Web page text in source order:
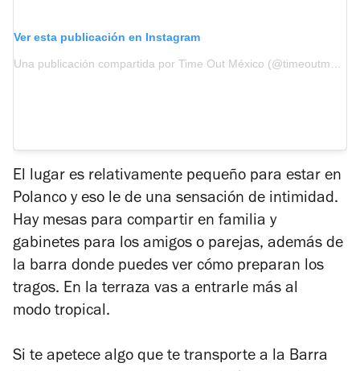
Ver esta publicación en Instagram
Una publicación compartida por Time Out México (@timeoutmexico)
El lugar es relativamente pequeño para estar en
Polanco y eso le de una sensación de intimidad.
Hay mesas para compartir en familia y
gabinetes para los amigos o parejas, además de
la barra donde puedes ver cómo preparan los
tragos. En la terraza vas a entrarle más al
modo tropical.
Si te apetece algo que te transporte a la Barra